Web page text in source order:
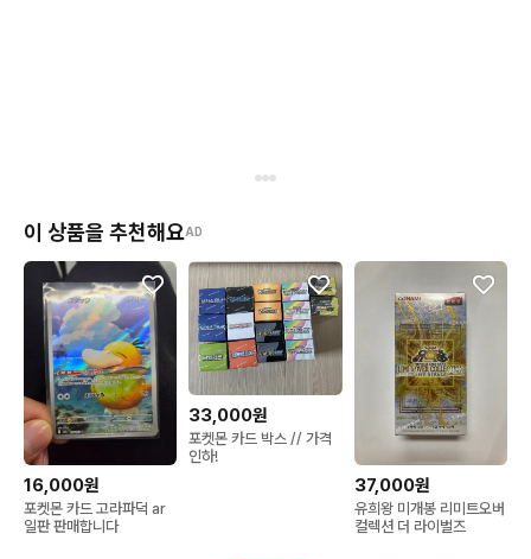
이 상품을 추천해요AD
16,000원
포켓몬 카드 고라파덕 ar
일판 판매합니다
33,000원
포켓몬 카드 박스 // 가격
인하!
37,000원
유희왕 미개봉 리미트오버
컬렉션 더 라이벌즈